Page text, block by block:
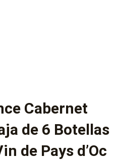
Cabernet
de 6 Botellas
de Pays d’Oc